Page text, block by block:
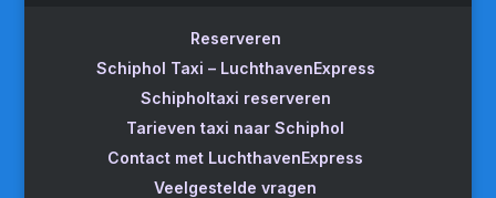
Reserveren
Schiphol Taxi – LuchthavenExpress
Schipholtaxi reserveren
Tarieven taxi naar Schiphol
Contact met LuchthavenExpress
Veelgestelde vragen